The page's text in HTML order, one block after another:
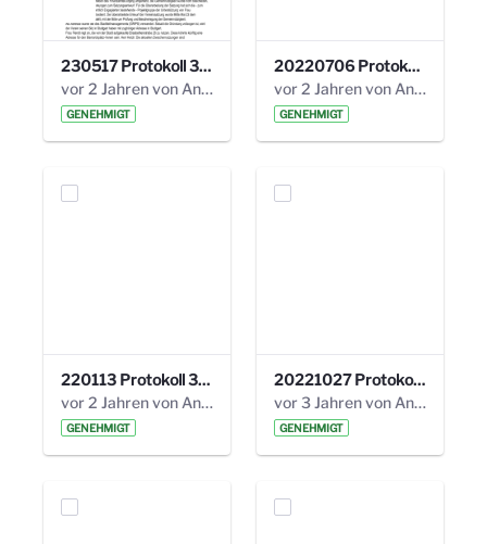
230517 Protokoll 35. Steuerungskreis.pdf
vor 2 Jahren von Anni Schlumberger
GENEHMIGT
20220706 Protokoll 33. Steuerungskreis.pdf
vor 2 Jahren von Anni Schlumberger
GENEHMIGT
220113 Protokoll 32. Steuerungskreis.pdf
vor 2 Jahren von Anni Schlumberger
GENEHMIGT
20221027 Protokoll 34. Steuerungskreis.pdf
vor 3 Jahren von Anni Schlumberger
GENEHMIGT